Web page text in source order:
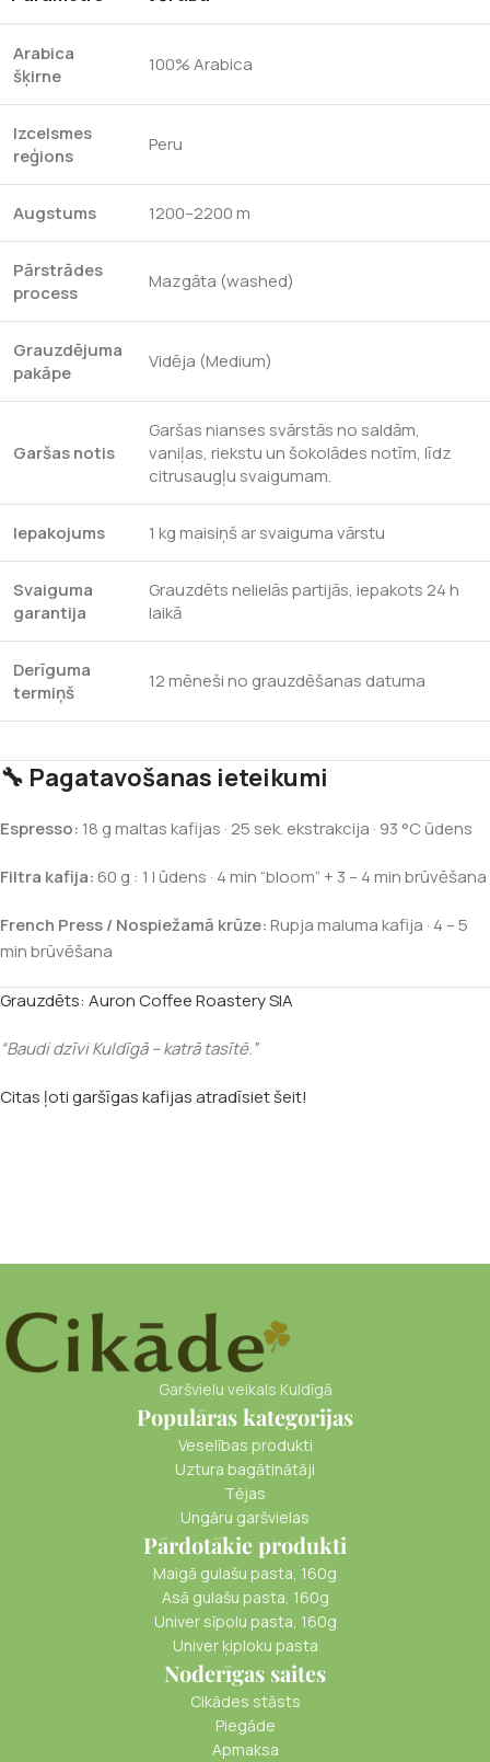
Arabica
šķirne
100% Arabica
Izcelsmes
reģions
Peru
Augstums 1200–2200 m
Pārstrādes
process
Mazgāta (washed)
Grauzdējuma
pakāpe
Vidēja (Medium)
Garšas notis
Garšas nianses svārstās no saldām,
vaniļas, riekstu un šokolādes notīm, līdz
citrusaugļu svaigumam.
Iepakojums 1 kg maisiņš ar svaiguma vārstu
Svaiguma
garantija
Grauzdēts nelielās partijās, iepakots 24 h
laikā
Derīguma
termiņš
12 mēneši no grauzdēšanas datuma
🔧 Pagatavošanas ieteikumi
Espresso: 18 g maltas kafijas · 25 sek. ekstrakcija · 93 °C ūdens
Filtra kafija:60 g : 1 l ūdens · 4 min “bloom” + 3 – 4 min brūvēšana
French Press / Nospiežamā krūze:Rupja maluma kafija · 4 – 5
min brūvēšana
Grauzdēts: Auron Coffee Roastery SIA
“Baudi dzīvi Kuldīgā – katrā tasītē.”
Citas ļoti garšīgas kafijas atradīsiet šeit!
Garšvielu veikals Kuldīgā
Populāras kategorijas
Veselības produkti
Uztura bagātinātāji
Tējas
Ungāru garšvielas
Pārdotākie produkti
Maigā gulašu pasta, 160g
Asā gulašu pasta, 160g
Univer sīpolu pasta, 160g
Univer ķiploku pasta
Noderīgas saites
Cikādes stāsts
Piegāde
Apmaksa